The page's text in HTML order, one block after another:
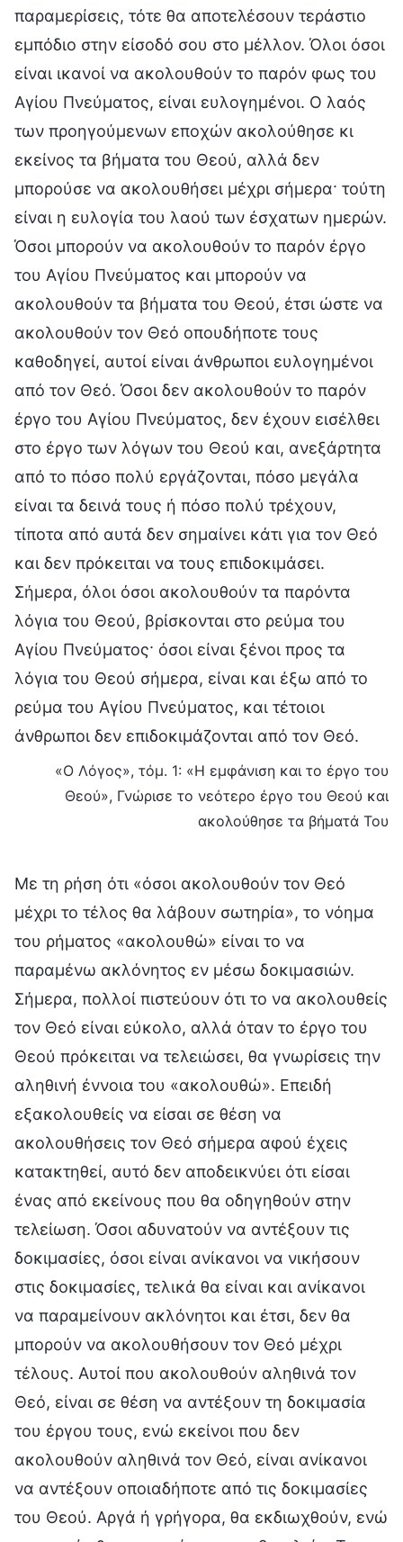
παραμερίσεις, τότε θα αποτελέσουν τεράστιο
εμπόδιο στην είσοδό σου στο μέλλον. Όλοι όσοι
είναι ικανοί να ακολουθούν το παρόν φως του
Αγίου Πνεύματος, είναι ευλογημένοι. Ο λαός
των προηγούμενων εποχών ακολούθησε κι
εκείνος τα βήματα του Θεού, αλλά δεν
μπορούσε να ακολουθήσει μέχρι σήμερα· τούτη
είναι η ευλογία του λαού των έσχατων ημερών.
Όσοι μπορούν να ακολουθούν το παρόν έργο
του Αγίου Πνεύματος και μπορούν να
ακολουθούν τα βήματα του Θεού, έτσι ώστε να
ακολουθούν τον Θεό οπουδήποτε τους
καθοδηγεί, αυτοί είναι άνθρωποι ευλογημένοι
από τον Θεό. Όσοι δεν ακολουθούν το παρόν
έργο του Αγίου Πνεύματος, δεν έχουν εισέλθει
στο έργο των λόγων του Θεού και, ανεξάρτητα
από το πόσο πολύ εργάζονται, πόσο μεγάλα
είναι τα δεινά τους ή πόσο πολύ τρέχουν,
τίποτα από αυτά δεν σημαίνει κάτι για τον Θεό
και δεν πρόκειται να τους επιδοκιμάσει.
Σήμερα, όλοι όσοι ακολουθούν τα παρόντα
λόγια του Θεού, βρίσκονται στο ρεύμα του
Αγίου Πνεύματος· όσοι είναι ξένοι προς τα
λόγια του Θεού σήμερα, είναι και έξω από το
ρεύμα του Αγίου Πνεύματος, και τέτοιοι
άνθρωποι δεν επιδοκιμάζονται από τον Θεό.
«Ο Λόγος», τόμ. 1: «Η εμφάνιση και το έργο του
Θεού», Γνώρισε το νεότερο έργο του Θεού και
ακολούθησε τα βήματά Του
Με τη ρήση ότι «όσοι ακολουθούν τον Θεό
μέχρι το τέλος θα λάβουν σωτηρία», το νόημα
του ρήματος «ακολουθώ» είναι το να
παραμένω ακλόνητος εν μέσω δοκιμασιών.
Σήμερα, πολλοί πιστεύουν ότι το να ακολουθείς
τον Θεό είναι εύκολο, αλλά όταν το έργο του
Θεού πρόκειται να τελειώσει, θα γνωρίσεις την
αληθινή έννοια του «ακολουθώ». Επειδή
εξακολουθείς να είσαι σε θέση να
ακολουθήσεις τον Θεό σήμερα αφού έχεις
κατακτηθεί, αυτό δεν αποδεικνύει ότι είσαι
ένας από εκείνους που θα οδηγηθούν στην
τελείωση. Όσοι αδυνατούν να αντέξουν τις
δοκιμασίες, όσοι είναι ανίκανοι να νικήσουν
στις δοκιμασίες, τελικά θα είναι και ανίκανοι
να παραμείνουν ακλόνητοι και έτσι, δεν θα
μπορούν να ακολουθήσουν τον Θεό μέχρι
τέλους. Αυτοί που ακολουθούν αληθινά τον
Θεό, είναι σε θέση να αντέξουν τη δοκιμασία
του έργου τους, ενώ εκείνοι που δεν
ακολουθούν αληθινά τον Θεό, είναι ανίκανοι
να αντέξουν οποιαδήποτε από τις δοκιμασίες
του Θεού. Αργά ή γρήγορα, θα εκδιωχθούν, ενώ